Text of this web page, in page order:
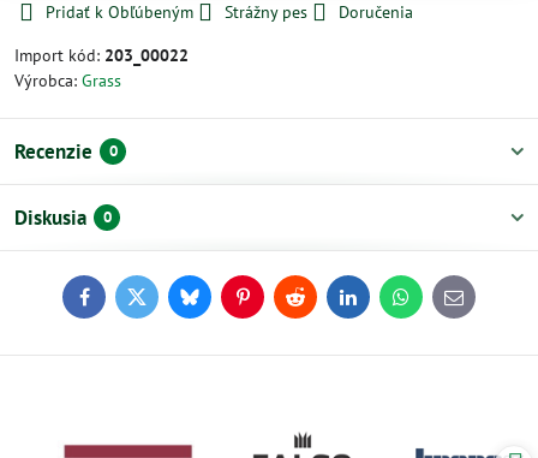
Pridať k Obľúbeným Strážny pes
Doručenia
Import kód: 203_00022
Výrobca: Grass
Recenzie 0
Diskusia 0
FacebookTwitterBlueskyPinterestReddit LinkedInWhatsApp
E-
mail